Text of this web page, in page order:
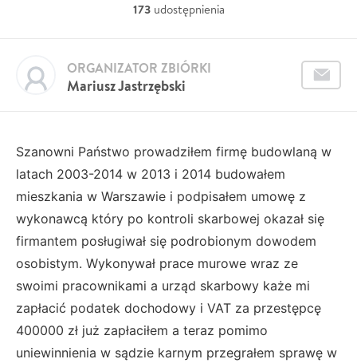
173 udostępnienia
Mariusz Jastrzębski
ORGANIZATOR ZBIÓRKI
Szanowni Państwo prowadziłem firmę budowlaną w
latach 2003-2014 w 2013 i 2014 budowałem
mieszkania w Warszawie i podpisałem umowę z
wykonawcą który po kontroli skarbowej okazał się
firmantem posługiwał się podrobionym dowodem
osobistym. Wykonywał prace murowe wraz ze
swoimi pracownikami a urząd skarbowy każe mi
zapłacić podatek dochodowy i VAT za przestępcę
400000 zł już zapłaciłem a teraz pomimo
uniewinnienia w sądzie karnym przegrałem sprawę w